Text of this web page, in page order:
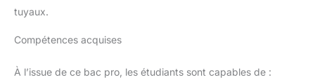
tuyaux.
Compétences acquises
À l’issue de ce bac pro, les étudiants sont capables de :